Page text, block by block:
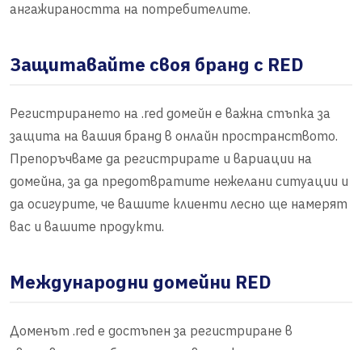
ангажираността на потребителите.
Защитавайте своя бранд с RED
Регистрирането на .red домейн е важна стъпка за
защита на вашия бранд в онлайн пространството.
Препоръчваме да регистрирате и вариации на
домейна, за да предотвратите нежелани ситуации и
да осигурите, че вашите клиенти лесно ще намерят
вас и вашите продукти.
Международни домейни RED
Доменът .red е достъпен за регистриране в